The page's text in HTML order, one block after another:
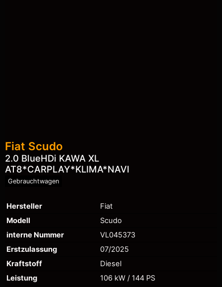
Fiat Scudo
2.0 BlueHDi KAWA XL
AT8*CARPLAY*KLIMA*NAVI
Gebrauchtwagen
Hersteller
Fiat
Modell
Scudo
interne Nummer
VL045373
Erstzulassung
07/2025
Kraftstoff
Diesel
Leistung
106 kW / 144 PS